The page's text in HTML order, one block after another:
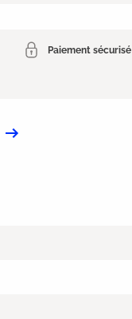
Paiement sécurisé